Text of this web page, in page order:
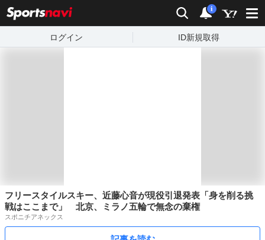
検索
通知数：
i
ログイン ID新規取得
フリースタイルスキー、近藤心音が現役引退発表「身を削る挑
戦はここまで」 北京、ミラノ五輪で無念の棄権
スポニチアネックス